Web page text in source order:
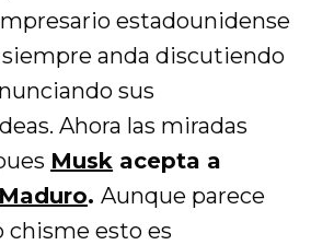
estadounidense
anda discutiendo
sus
Ahora las miradas
Musk acepta a
Maduro.Aunque parece
chisme esto es